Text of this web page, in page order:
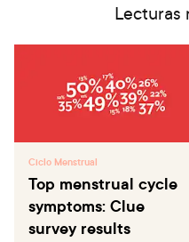
Lecturas
Ciclo Menstrual
Top menstrual cycle
symptoms: Clue
survey results